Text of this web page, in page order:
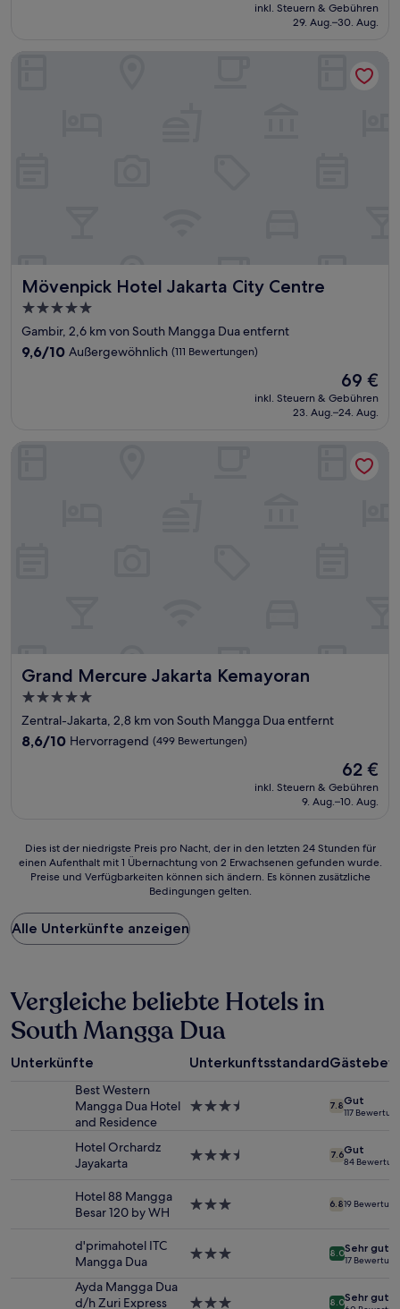
beträgt
inkl. Steuern & Gebühren
29. Aug.–30. Aug.
Mövenpick Hotel Jakarta City Centre
Mövenpick Hotel Jakarta City Centre
5.0-
Sterne-
Unterkunft
Gambir, 2,6 km von South Mangga Dua entfernt
9.6
9,6/10 Außergewöhnlich (111 Bewertungen)
Der
Preis
beträgt
69 €
inkl. Steuern & Gebühren
23. Aug.–24. Aug.
Grand Mercure Jakarta Kemayoran
Grand Mercure Jakarta Kemayoran
5.0-
Sterne-
Unterkunft
Zentral-Jakarta, 2,8 km von South Mangga Dua entfernt
8.6
8,6/10 Hervorragend (499 Bewertungen)
Der
Preis
beträgt
62 €
inkl. Steuern & Gebühren
9. Aug.–10. Aug.
Grand Mercure Jakarta Kemayoran
Dies
ist
Preis
pro
Nacht,
den
letzten
24 Stunden
für
einen
1 Übernachtung
Verfügbarkeiten
Dies ist der niedrigste Preis pro Nacht, der in den letzten 24 Stunden für
einen Aufenthalt mit 1 Übernachtung von 2 Erwachsenen gefunden wurde.
Preise und Verfügbarkeiten können sich ändern. Es können zusätzliche
Bedingungen gelten.
Alle Unterkünfte anzeigen
Vergleiche beliebte Hotels in
South Mangga Dua
Unterkünfte Unterkunftsstandard
Best Western
Mangga Dua Hotel
and Residence
3.5-
7.8Gut
117
Hotel Orchardz
Jayakarta
3.5-
7.6Gut
84
Hotel 88 Mangga
Besar 120 by WH
3.0-
6.819
d'primahotel ITC
Mangga Dua
3.0-
8.0Sehr gut
17
Ayda Mangga Dua
d/h Zuri Express
3.0- 8.0Sehr gut